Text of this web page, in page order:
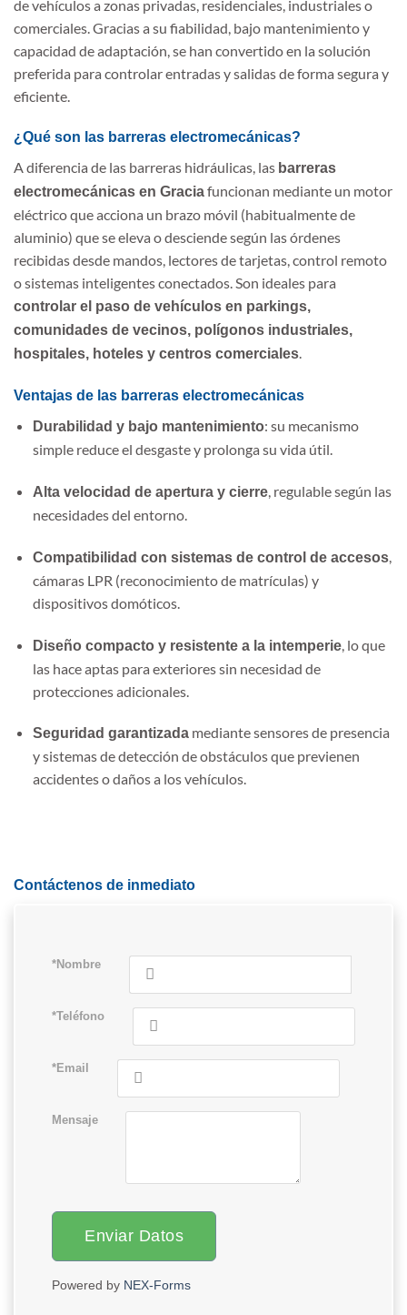
de vehículos a zonas privadas, residenciales, industriales o
comerciales. Gracias a su fiabilidad, bajo mantenimiento y
capacidad de adaptación, se han convertido en la solución
preferida para controlar entradas y salidas de forma segura y
eficiente.
¿Qué son las barreras electromecánicas?
A diferencia de las barreras hidráulicas, las barreras
electromecánicas en Graciafuncionan mediante un motor
eléctrico que acciona un brazo móvil (habitualmente de
aluminio) que se eleva o desciende según las órdenes
recibidas desde mandos, lectores de tarjetas, control remoto
o sistemas inteligentes conectados. Son ideales para
controlar el paso de vehículos en parkings,
comunidades de vecinos, polígonos industriales,
hospitales, hoteles y centros comerciales.
Ventajas de las barreras electromecánicas
Durabilidad y bajo mantenimiento: su mecanismo
simple reduce el desgaste y prolonga su vida útil.
Alta velocidad de apertura y cierre, regulable según las
necesidades del entorno.
Compatibilidad con sistemas de control de accesos,
cámaras LPR (reconocimiento de matrículas) y
dispositivos domóticos.
Diseño compacto y resistente a la intemperie, lo que
las hace aptas para exteriores sin necesidad de
protecciones adicionales.
Seguridad garantizadamediante sensores de presencia
y sistemas de detección de obstáculos que previenen
accidentes o daños a los vehículos.
Contáctenos de inmediato
*Nombre
*Teléfono
*Email
Mensaje
Enviar Datos
Powered by NEX-Forms